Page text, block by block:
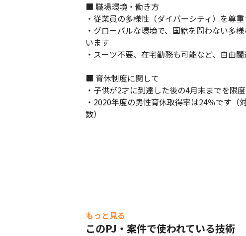
■ 職場環境・働き方
・従業員の多様性（ダイバーシティ）を尊
・グローバルな環境で、国籍を問わない多
います
・スーツ不要、在宅勤務も可能など、自由
■ 育休制度に関して
・子供が2才に到達した後の4月末までを限
・2020年度の男性育休取得率は24％です
数）
もっと見る
このPJ・案件で使われている技術